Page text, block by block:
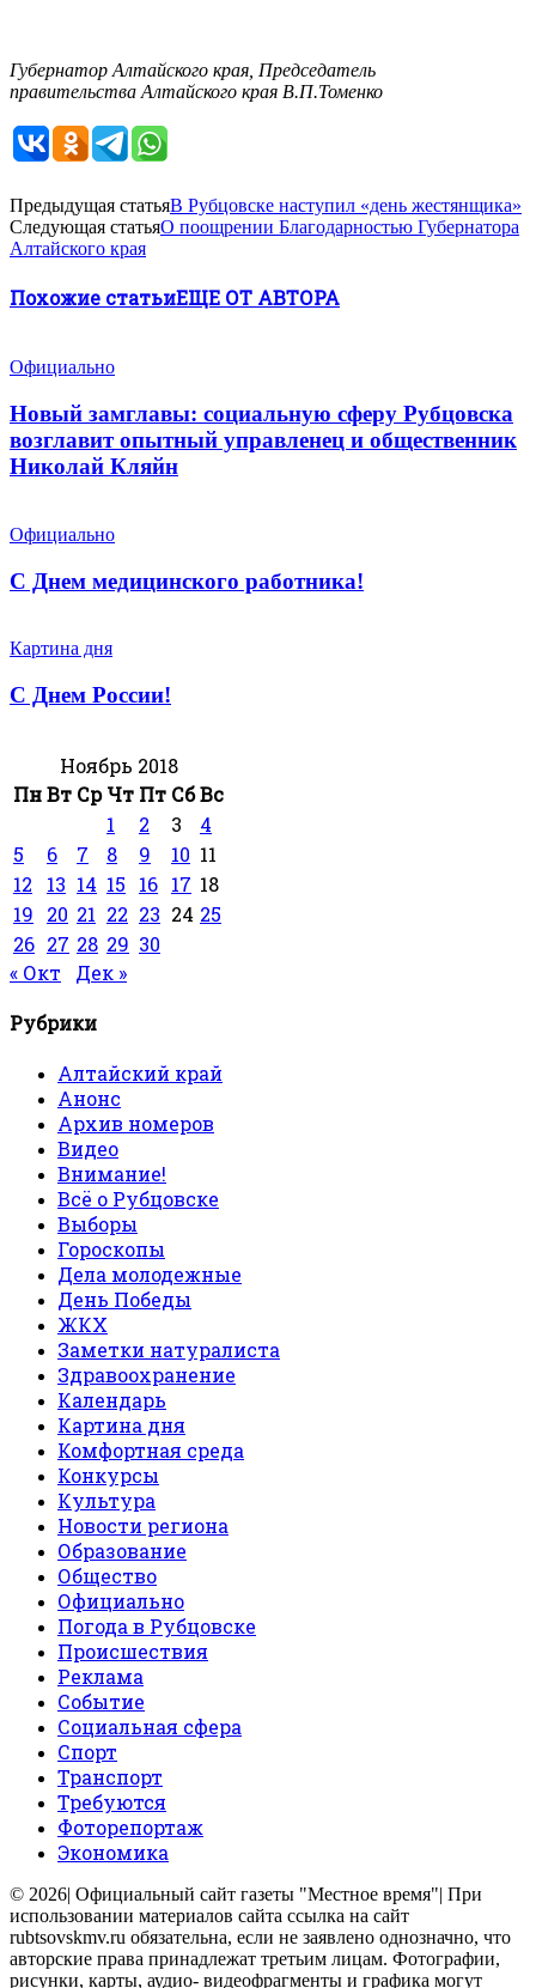
Губернатор Алтайского края, Председатель
правительства Алтайского края В.П.Томенко
Предыдущая статьяВ Рубцовске наступил «день жестянщика»
Следующая статьяО поощрении Благодарностью Губернатора
Алтайского края
Похожие статьиЕЩЕ ОТ АВТОРА
Официально
Новый замглавы: социальную сферу Рубцовска
возглавит опытный управленец и общественник
Николай Кляйн
Официально
С Днем медицинского работника!
Картина дня
С Днем России!
Ноябрь 2018
ПнВт Ср Чт Пт СбВс
1
2 3
4
5
6 7 8 9 10 11
12
13 14 15 16 17 18
19
20 21 22 23 24 25
26 27 28 29 30
« Окт
Дек »
Рубрики
Алтайский край
Анонс
Архив номеров
Видео
Внимание!
Всё о Рубцовске
Выборы
Гороскопы
Дела молодежные
День Победы
ЖКХ
Заметки натуралиста
Здравоохранение
Календарь
Картина дня
Комфортная среда
Конкурсы
Культура
Новости региона
Образование
Общество
Официально
Погода в Рубцовске
Происшествия
Реклама
Событие
Социальная сфера
Спорт
Транспорт
Требуются
Фоторепортаж
Экономика
© 2026| Официальный сайт газеты "Местное время"| При
использовании материалов сайта ссылка на сайт
rubtsovskmv.ru обязательна, если не заявлено однозначно, что
авторские права принадлежат третьим лицам. Фотографии,
рисунки, карты, аудио- видеофрагменты и графика могут